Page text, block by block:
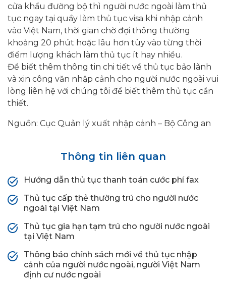
cửa khẩu đường bộ thì người nước ngoài làm thủ
tục ngay tại quầy làm thủ tục visa khi nhập cảnh
vào Việt Nam, thời gian chờ đợi thông thường
khoảng 20 phút hoặc lâu hơn tùy vào từng thời
điểm lượng khách làm thủ tục ít hay nhiều.
Để biết thêm thông tin chi tiết về thủ tục bảo lãnh
và xin công văn nhập cảnh cho người nước ngoài vui
lòng liên hệ với chúng tôi để biết thêm thủ tục cần
thiết.
Nguồn: Cục Quản lý xuất nhập cảnh – Bộ Công an
Thông tin liên quan
Hướng dẫn thủ tục thanh toán cước phí fax
Thủ tục cấp thẻ thường trú cho người nước
ngoài tại Việt Nam
Thủ tục gia hạn tạm trú cho người nước ngoài
tại Việt Nam
Thông báo chính sách mới về thủ tục nhập
cảnh của người nước ngoài, người Việt Nam
định cư nước ngoài